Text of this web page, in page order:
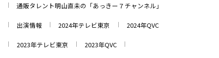
通販タレント明山直未の「あっきー７チャンネル」
出演情報 2024年テレビ東京 2024年QVC
2023年テレビ東京 2023年QVC